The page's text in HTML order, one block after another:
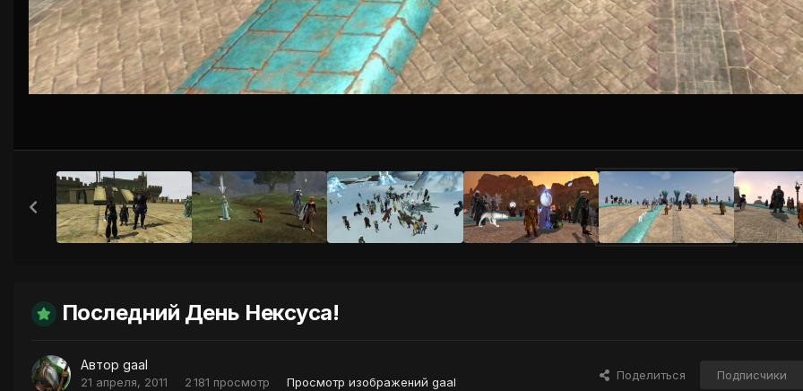
Последний День Нексуса!
Автор gaal
21 апреля, 2011 2 181 просмотр Просмотр изображений gaal
Поделиться Подписчики